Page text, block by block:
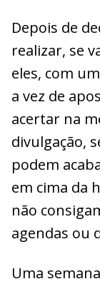
Depois de
realizar, se
eles, com
a vez de
acertar na
divulgação,
podem
em cima da
não
agendas ou
Uma